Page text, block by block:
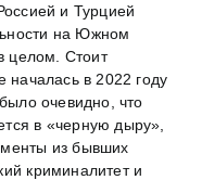
и Турцией
на Южном
целом. Стоит
началась в 2022 году
очевидно, что
в «черную дыру»,
из бывших
криминалитет и